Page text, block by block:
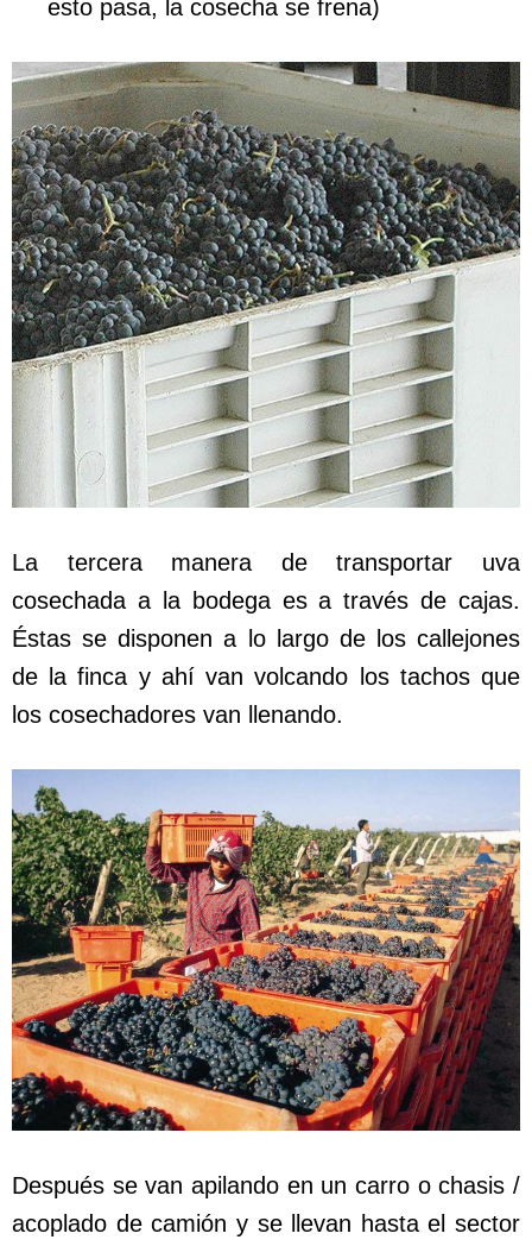
esto pasa, la cosecha se frena)
La tercera manera de transportar uva
cosechada a la bodega es a través de cajas.
Éstas se disponen a lo largo de los callejones
de la finca y ahí van volcando los tachos que
los cosechadores van llenando.
Después se van apilando en un carro o chasis /
acoplado de camión y se llevan hasta el sector